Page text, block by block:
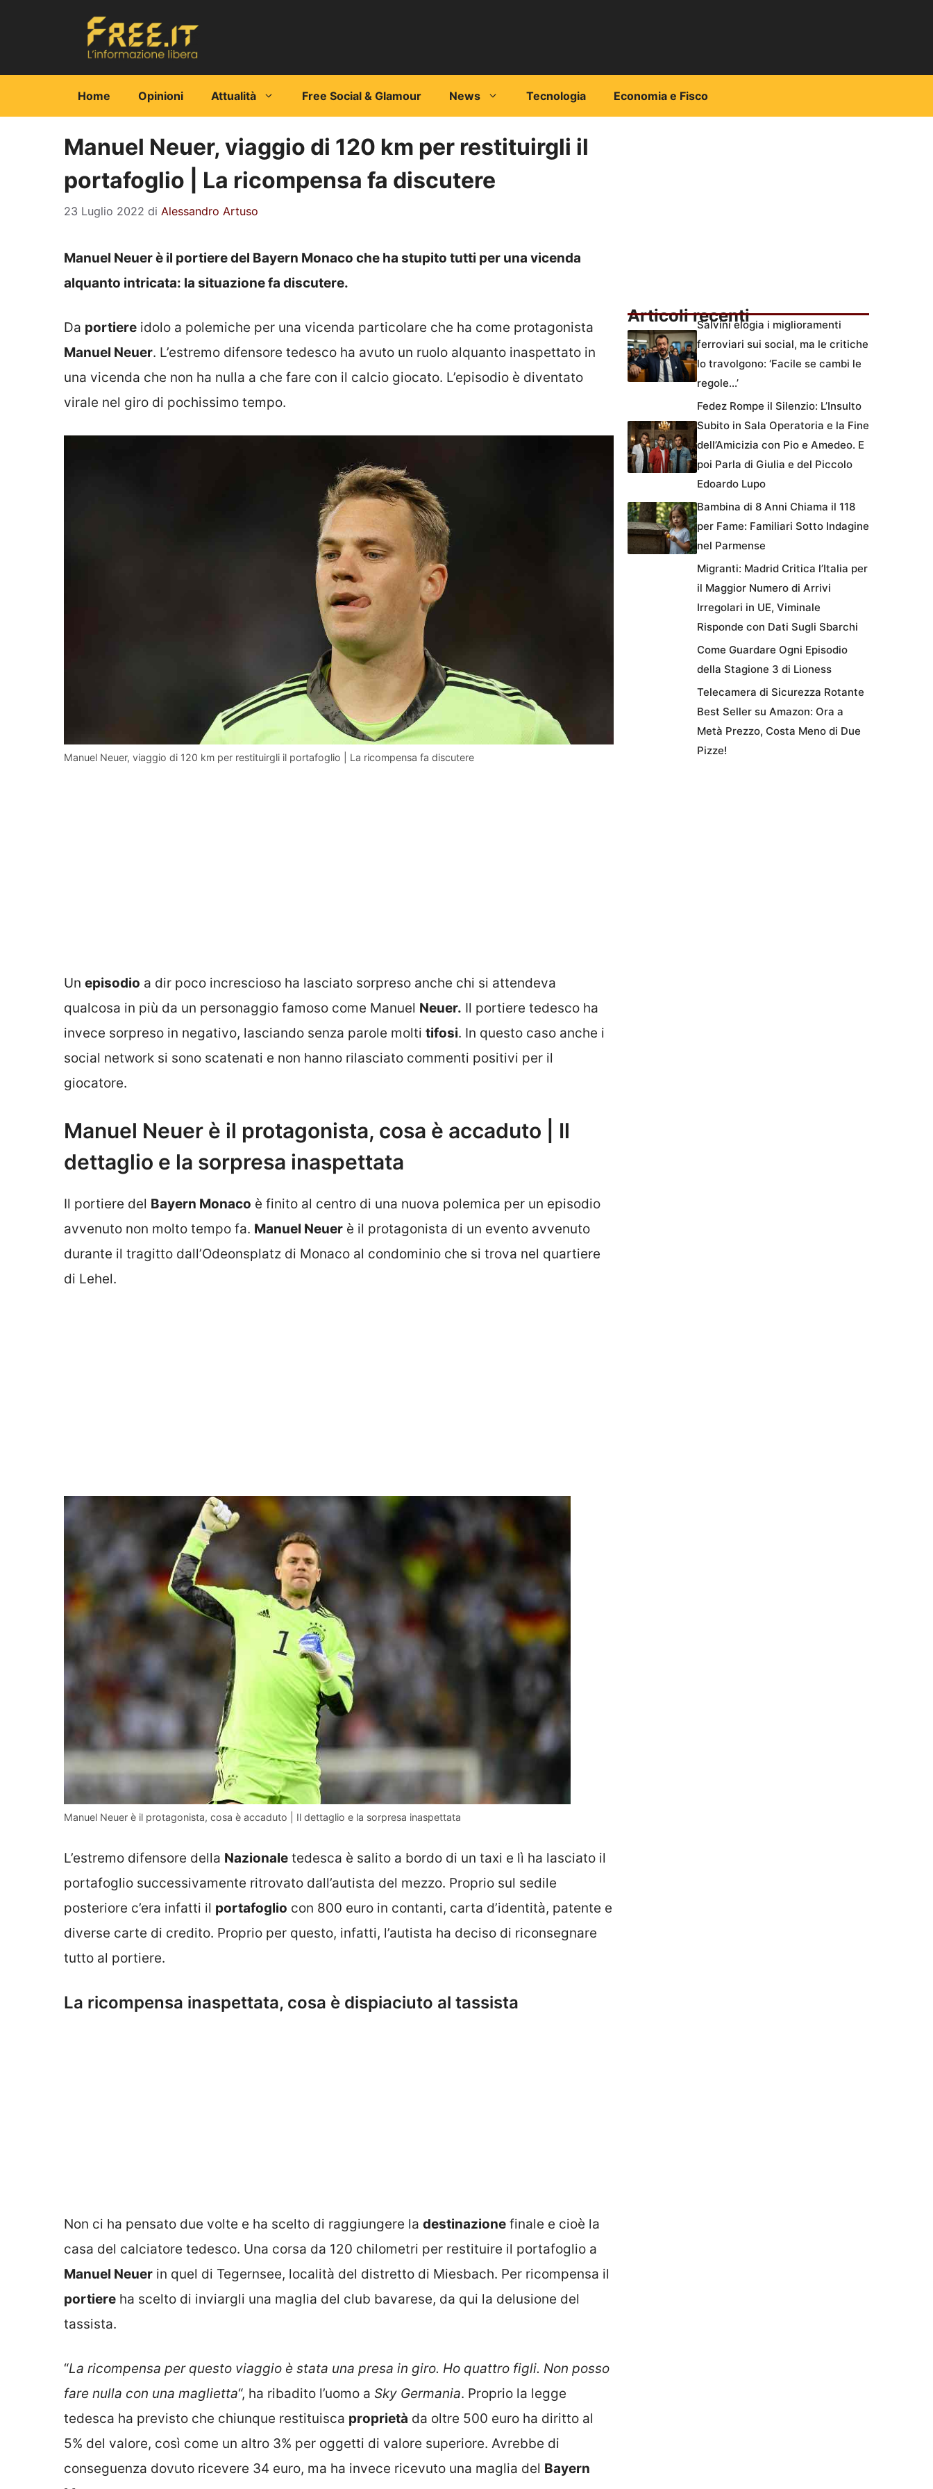
Home Opinioni Attualità Free Social & Glamour News Tecnologia Economia e Fisco
Manuel Neuer, viaggio di 120 km per restituirgli il
portafoglio | La ricompensa fa discutere
23 Luglio 2022 di Alessandro Artuso
Manuel Neuer è il portiere del Bayern Monaco che ha stupito tutti per una vicenda
alquanto intricata: la situazione fa discutere.
Da portiere idolo a polemiche per una vicenda particolare che ha come protagonista
Manuel Neuer. L’estremo difensore tedesco ha avuto un ruolo alquanto inaspettato in
una vicenda che non ha nulla a che fare con il calcio giocato. L’episodio è diventato
virale nel giro di pochissimo tempo.
Manuel Neuer, viaggio di 120 km per restituirgli il portafoglio | La ricompensa fa discutere
Un episodio a dir poco increscioso ha lasciato sorpreso anche chi si attendeva
qualcosa in più da un personaggio famoso come Manuel Neuer. Il portiere tedesco ha
invece sorpreso in negativo, lasciando senza parole molti tifosi. In questo caso anche i
social network si sono scatenati e non hanno rilasciato commenti positivi per il
giocatore.
Manuel Neuer è il protagonista, cosa è accaduto | Il
dettaglio e la sorpresa inaspettata
Il portiere del Bayern Monaco è finito al centro di una nuova polemica per un episodio
avvenuto non molto tempo fa. Manuel Neuer è il protagonista di un evento avvenuto
durante il tragitto dall’Odeonsplatz di Monaco al condominio che si trova nel quartiere
di Lehel.
Manuel Neuer è il protagonista, cosa è accaduto | Il dettaglio e la sorpresa inaspettata
L’estremo difensore della Nazionale tedesca è salito a bordo di un taxi e lì ha lasciato il
portafoglio successivamente ritrovato dall’autista del mezzo. Proprio sul sedile
posteriore c’era infatti il portafoglio con 800 euro in contanti, carta d’identità, patente e
diverse carte di credito. Proprio per questo, infatti, l’autista ha deciso di riconsegnare
tutto al portiere.
La ricompensa inaspettata, cosa è dispiaciuto al tassista
Non ci ha pensato due volte e ha scelto di raggiungere la destinazione finale e cioè la
casa del calciatore tedesco. Una corsa da 120 chilometri per restituire il portafoglio a
Manuel Neuer in quel di Tegernsee, località del distretto di Miesbach. Per ricompensa il
portiere ha scelto di inviargli una maglia del club bavarese, da qui la delusione del
tassista.
“La ricompensa per questo viaggio è stata una presa in giro. Ho quattro figli. Non posso
fare nulla con una maglietta“, ha ribadito l’uomo a Sky Germania. Proprio la legge
tedesca ha previsto che chiunque restituisca proprietà da oltre 500 euro ha diritto al
5% del valore, così come un altro 3% per oggetti di valore superiore. Avrebbe di
conseguenza dovuto ricevere 34 euro, ma ha invece ricevuto una maglia del Bayern
Articoli recentiSalvini elogia i miglioramenti
ferroviari sui social, ma le critiche
lo travolgono: ‘Facile se cambi le
regole…’
Fedez Rompe il Silenzio: L’Insulto
Subito in Sala Operatoria e la Fine
dell’Amicizia con Pio e Amedeo. E
poi Parla di Giulia e del Piccolo
Edoardo Lupo
Bambina di 8 Anni Chiama il 118
per Fame: Familiari Sotto Indagine
nel Parmense
Migranti: Madrid Critica l’Italia per
il Maggior Numero di Arrivi
Irregolari in UE, Viminale
Risponde con Dati Sugli Sbarchi
Come Guardare Ogni Episodio
della Stagione 3 di Lioness
Telecamera di Sicurezza Rotante
Best Seller su Amazon: Ora a
Metà Prezzo, Costa Meno di Due
Pizze!